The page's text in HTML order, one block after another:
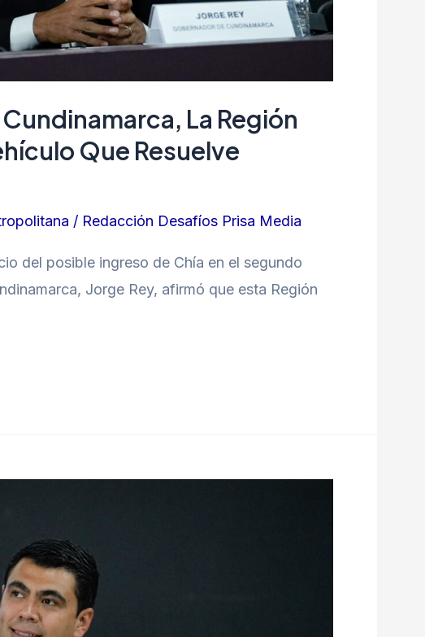
La Región
Que Resuelve
/ Redacción Desafíos Prisa Media
del posible ingreso de Chía en el segundo
Jorge Rey, afirmó que esta Región